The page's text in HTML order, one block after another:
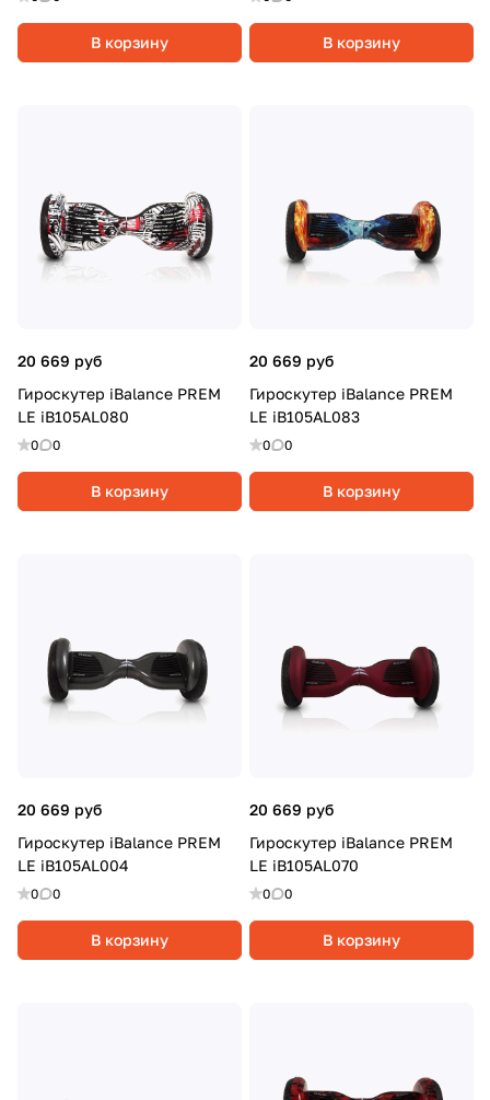
В корзину В корзину
20 669 руб
Гироскутер iBalance PREM
LE iB105AL080
0 0
В корзину
20 669 руб
Гироскутер iBalance PREM
LE iB105AL083
0 0
В корзину
20 669 руб
Гироскутер iBalance PREM
LE iB105AL004
0 0
В корзину
20 669 руб
Гироскутер iBalance PREM
LE iB105AL070
0 0
В корзину